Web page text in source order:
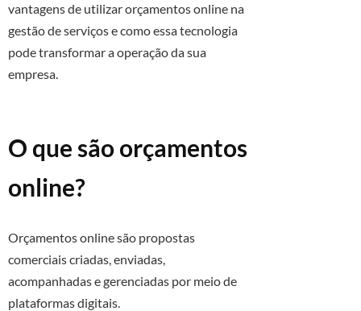
vantagens de utilizar orçamentos online na
gestão de serviços e como essa tecnologia
pode transformar a operação da sua
empresa.
O que são orçamentos
online?
Orçamentos online são propostas
comerciais criadas, enviadas,
acompanhadas e gerenciadas por meio de
plataformas digitais.